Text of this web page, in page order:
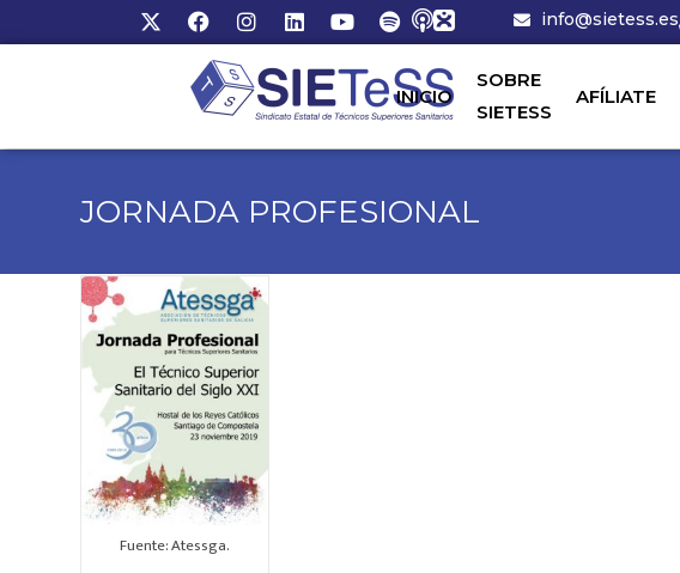
info@sietess.es
INICIO
SOBRE
SIETESS
AFÍLIATE
JORNADA PROFESIONAL
Fuente: Atessga.